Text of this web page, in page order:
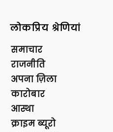
लोकप्रिय श्रेणियां
समाचार
राजनीति
अपना ज़िला
कारोबार
आस्था
क्राइम ब्यूरो